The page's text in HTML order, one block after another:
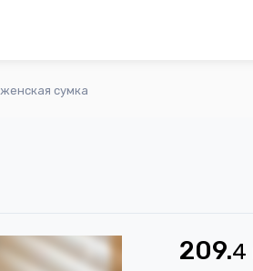
женская сумка
209.4